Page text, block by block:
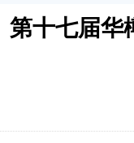
第十七届华